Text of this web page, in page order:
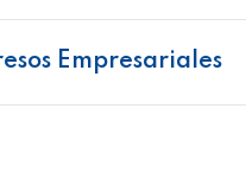
Empresariales